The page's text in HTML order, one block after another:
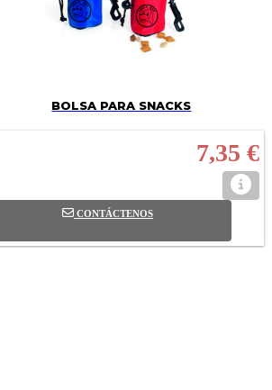
BOLSA PARA SNACKS
7,35 €
CONTÁCTENOS